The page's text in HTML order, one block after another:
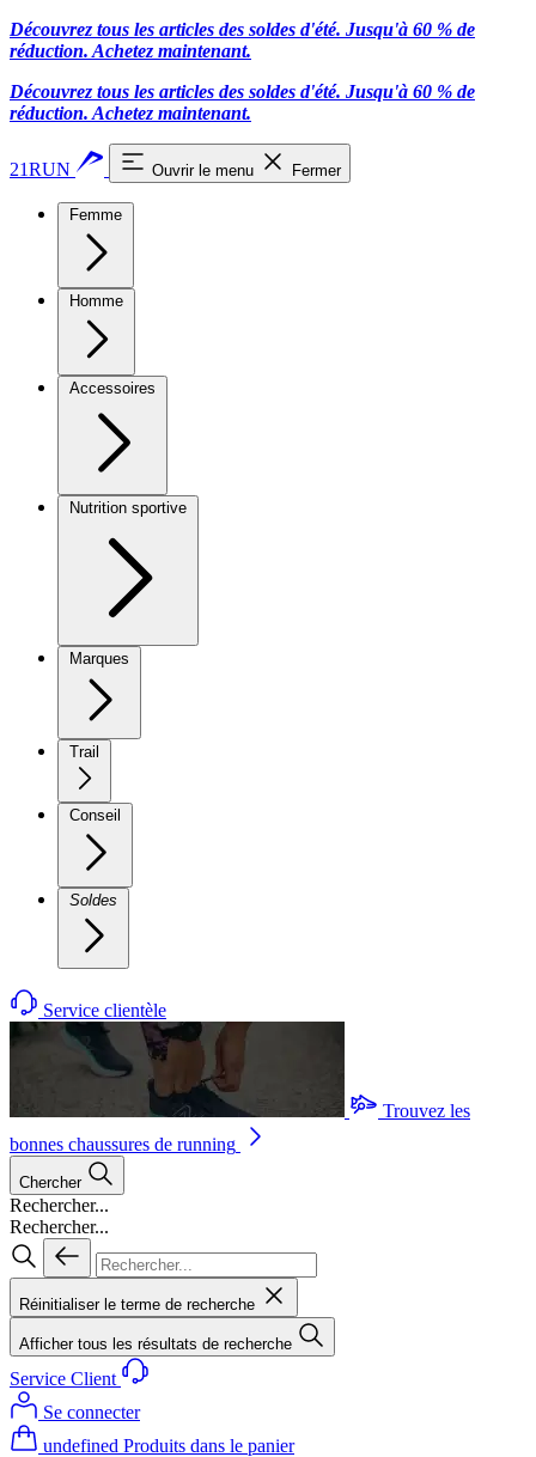
Découvrez tous les articles des soldes d'été. Jusqu'à 60 % de
réduction. Achetez maintenant.
Découvrez tous les articles des soldes d'été. Jusqu'à 60 % de
réduction. Achetez maintenant.
21RUN Ouvrir le menu Fermer
Femme
Homme
Accessoires
Nutrition sportive
Marques
Trail
Conseil
Soldes
Service clientèle
Trouvez les
bonnes chaussures de running
Chercher
Rechercher...
Rechercher...
Réinitialiser le terme de recherche
Afficher tous les résultats de recherche
Service Client
Se connecter
undefined Produits dans le panier